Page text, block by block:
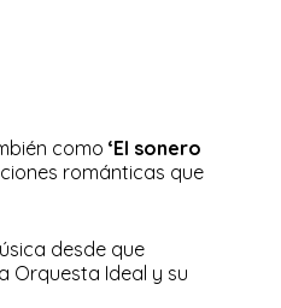
como ‘El sonero
románticas que
desde que
Orquesta Ideal y su